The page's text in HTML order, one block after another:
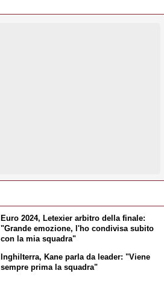
Euro 2024, Letexier arbitro della finale:
"Grande emozione, l'ho condivisa subito
con la mia squadra"
Inghilterra, Kane parla da leader: "Viene
sempre prima la squadra"